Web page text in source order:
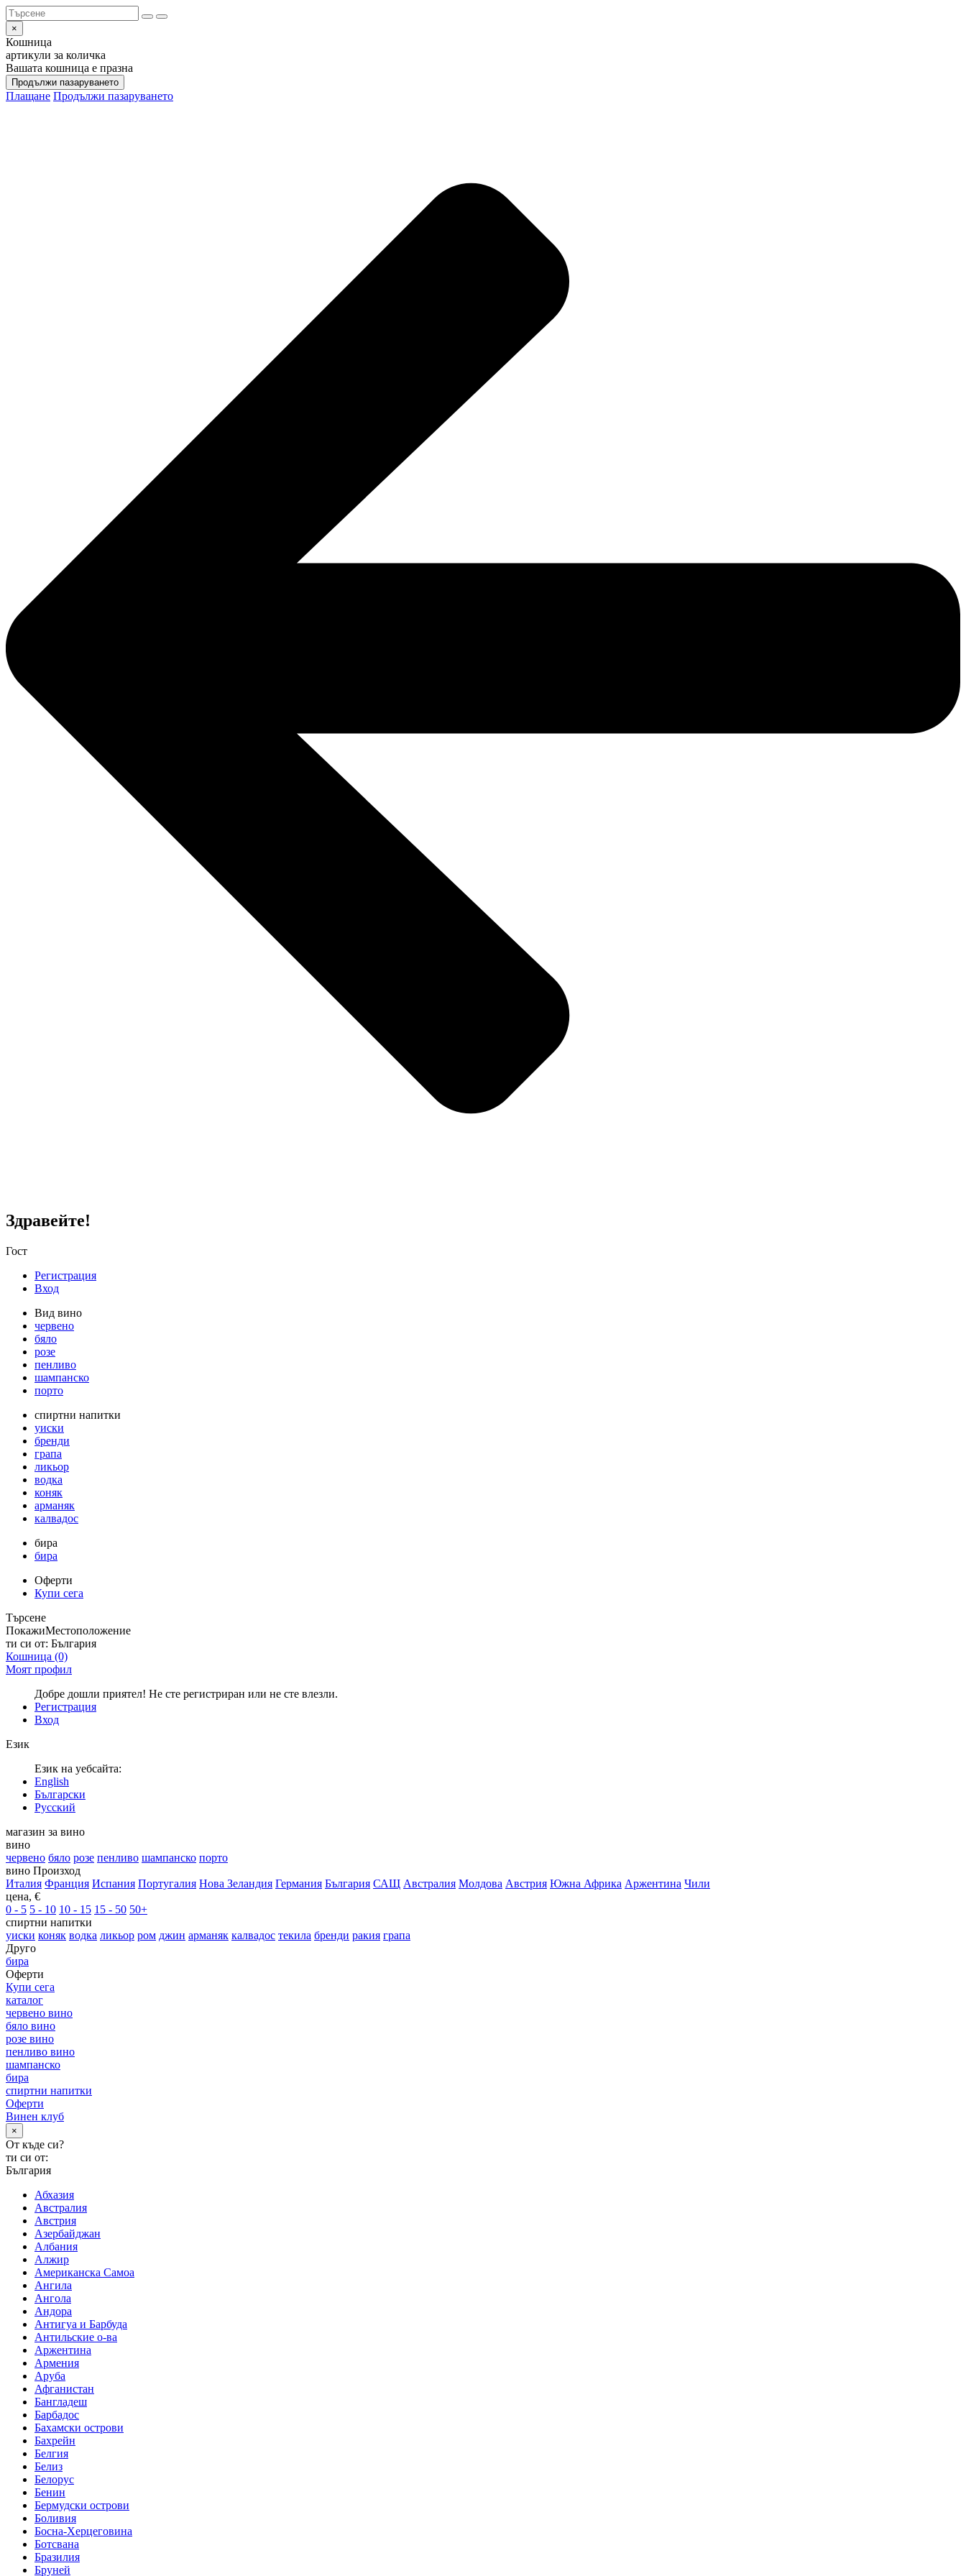
×
Кошница
артикули за количка
Вашата кошница е празна
Продължи пазаруването
Плащане Продължи пазаруването
Здравейте!
Гост
Регистрация
Вход
Вид вино
червено
бяло
розе
пенливо
шампанско
порто
спиртни напитки
уиски
бренди
грапа
ликьор
водка
коняк
арманяк
калвадос
бира
бира
Оферти
Купи сега
Търсене
ПокажиМестоположение
ти си от: България
Кошница (0)
Моят профил
Добре дошли приятел! Не сте регистриран или не сте влезли.
Регистрация
Вход
Език
Език на уебсайта:
English
Български
Русский
магазин за вино
вино
червено бяло розе пенливо шампанско порто
вино Произход
Италия Франция Испания Португалия Нова Зеландия Германия България САЩ Австралия Молдова Австрия Южна Африка Аржентина Чили
цена, €
0 - 5 5 - 10 10 - 15 15 - 50 50+
спиртни напитки
уиски коняк водка ликьор ром джин арманяк калвадос текила бренди ракия грапа
Друго
бира
Оферти
Купи сега
каталог
червено вино
бяло вино
розе вино
пенливо вино
шампанско
бира
спиртни напитки
Оферти
Винен клуб
×
От къде си?
ти си от:
България
Абхазия
Австралия
Австрия
Азербайджан
Албания
Алжир
Американска Самоа
Ангила
Ангола
Андора
Антигуа и Барбуда
Антильские о-ва
Аржентина
Армения
Аруба
Афганистан
Бангладеш
Барбадос
Бахамски острови
Бахрейн
Белгия
Белиз
Белорус
Бенин
Бермудски острови
Боливия
Босна-Херцеговина
Ботсвана
Бразилия
Бруней